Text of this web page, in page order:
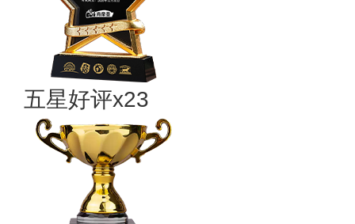
五星好评x23